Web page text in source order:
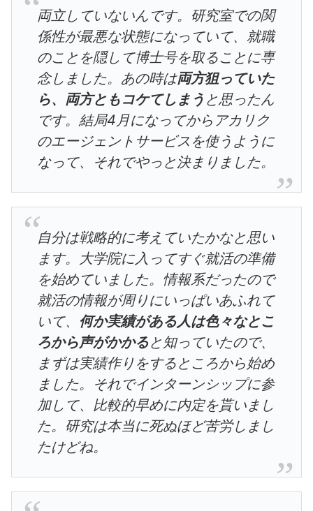
両立していないんです。研究室での関
係性が最悪な状態になっていて、就職
のことを隠して博士号を取ることに専
念しました。あの時は両方狙っていた
ら、両方ともコケてしまう と思ったん
です。結局4月になってからアカリク
のエージェントサービスを使うように
なって、それでやっと決まりました。
自分は戦略的に考えていたかなと思い
ます。大学院に入ってすぐ就活の準備
を始めていました。情報系だったので
就活の情報が周りにいっぱいあふれて
いて、 何か実績がある人は色々なとこ
ろから声がかかると知っていたので、
まずは実績作りをするところから始め
ました。それでインターンシップに参
加して、比較的早めに内定を貰いまし
た。研究は本当に死ぬほど苦労しまし
たけどね。